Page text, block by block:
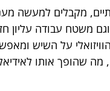
מקבלים למעשה
משטח עבודה עליון
על השיש
מה שהופך אותו